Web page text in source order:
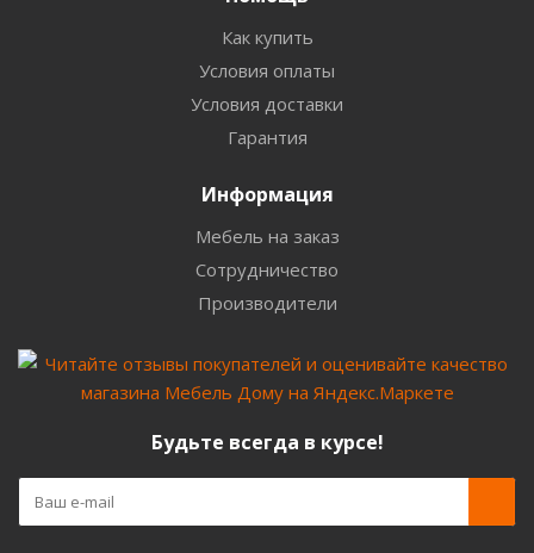
Как купить
Условия оплаты
Условия доставки
Гарантия
Информация
Мебель на заказ
Сотрудничество
Производители
Будьте всегда в курсе!